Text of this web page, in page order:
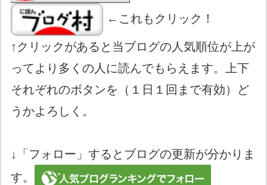
←これもクリック！
↑クリックがあると当ブログの人気順位が上が
ってより多くの人に読んでもらえます。上下
それぞれのボタンを（１日１回まで有効）ど
うかよろしく。
↓「フォロー」するとブログの更新が分かりま
す。